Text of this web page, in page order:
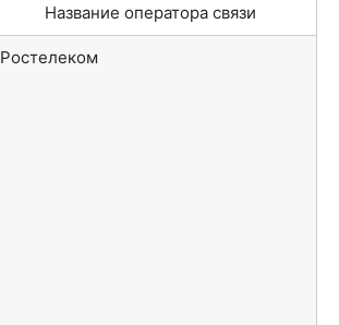
Название оператора связи
Ростелеком